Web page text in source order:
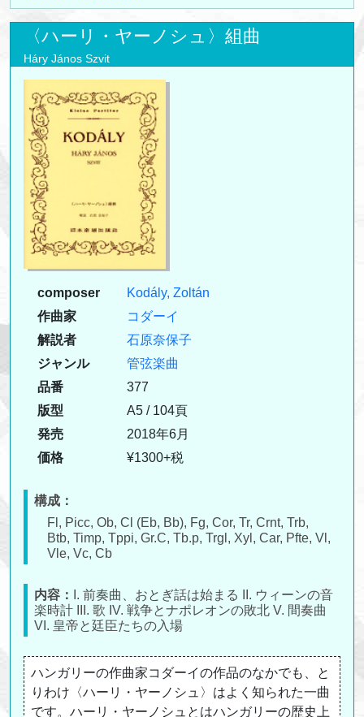
〈ハーリ・ヤーノシュ〉組曲
Háry János Szvit
composer
Kodály, Zoltán
作曲家
コダーイ
解説者
石原奈保子
ジャンル
管弦楽曲
品番
377
版型
A5 / 104頁
発売
2018年6月
価格
¥1300+税
構成：
Fl, Picc, Ob, Cl (Eb, Bb), Fg, Cor, Tr, Crnt, Trb,
Btb, Timp, Tppi, Gr.C, Tb.p, Trgl, Xyl, Car, Pfte, Vl,
Vle, Vc, Cb
内容：
I. 前奏曲、おとぎ話は始まる II. ウィーンの音
楽時計 III. 歌 IV. 戦争とナポレオンの敗北 V. 間奏曲
VI. 皇帝と廷臣たちの入場
ハンガリーの作曲家コダーイの作品のなかでも、と
りわけ〈ハーリ・ヤーノシュ〉はよく知られた一曲
です。ハーリ・ヤーノシュとはハンガリーの歴史上